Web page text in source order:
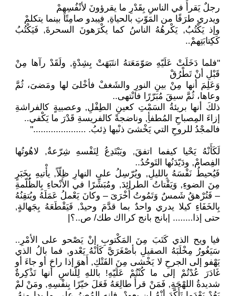
رجلٌ يَقرأُ في الناسِ بِقَدْرِ ما يقرؤونَ لأنْفُسِهِمْ
ويدري طرَفًا من المَوّتِ بالحياةِ, فيبدو صامِتًا بينما يتكلمْ
وإذ يَكْتُبُ, يَكْرهُهُ الناسُ كما يكْرَهونَ السحرةَ, فَيَكْتُبُ
كَكِتابَتِهمْ..
"فلما دَخَلَتْ عَلَيّهِ صَوّمَعَتهُ انتَبَهَتْ بِشِدْةٍ, ولَقَدْ رآها مِنْ
قَبْلِ أنْ تَطْرُقْ
وَعَلِمَ أنها مِنْ بينِ النورِ والشَغفْ فأخْلىَ لها ومَضىَ، ثُمَّ
وعاها، ثُمَّ سيقَ مُبَرّرًا فانْتهى..
ذلكَ أنها بريئةُ السَمْتِ كعينِ الطِفْلِ, وعصبيةٍ كالفراشةِ
إزاءَ المِصباحِ المُطفأِ, وناضجةً كالفريسةِ قَدْرَ ما يَكْفي..
فالمجْدُ للروحِ التي يَخْشىَ ذنْبها ذِئبُ. ....................."
لَكَأَنْهُ يَحْيا كيفما اتفقَ, ويَبْتَدِعُ لِنَفْسهِ شِرّعةٌ, لاهُوتُها
الفِصامْ, ودَيّدَنُها التَوحُدُ..
فَيُحيطُ نَفْسَهُ بِالليلِ, ويُرّسِلُ على النهارِ ظِلّاً, يأْتيهِ بِخَبَرٍ
مِنَ الضوءِ, وَيَقْتاتُ الطرائِدَ, ومُبَشِّرًا في الأنْحاءِ بِالظُلّمةِ
– فَتُرْهقُ شَمسٌ وَتَمُوتُ أُخْرَىَ – وكانَ يَعْملُ عَمَلَهُ ويُتقِنُهُ
بِالخَفَاءِ كيلا يدري واحدٌ بما قدَّمَ وحيدْ, فَيَقْطَعَهُ بِجَهالةٍ,
حتى إذا........ |بانج بانج كرااك طك/ ص..؟|
فيا ويح الذي كَتَبَ مِنَ المَكْتوبِ إنْ يَصْحو على الأمْرِ..
سَيَغُورُ مِخْلَبَهُ الصقيلِ بأصْغَرَيَّ كَأنْهُ يَعْدو, فما بالُ الذي
يَهْفو إلى الجرحِ لا يَخْشى مِنَ الفَتْكِ, أَهوَ إذا راحَ أو جاءَ أو
غَادَرَ عُدْتُمْ إلى ما كُنْتُمْ عَلَيّهِ! باللهِ لِلّناسِ أنها تَذْكِرةٌ
شديدةُ اللهْجَةِ, فَمَنْ قرأَ طالِعَهُ فَعَلَ خيّرًا بِنفْسِهِ, ومَنْ لمْ